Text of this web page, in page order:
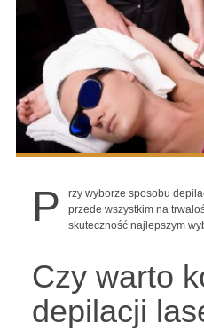
P
rzy wyborze sposobu
przede wszystkim na
skuteczność najlepszym
Czy warto
depilacji